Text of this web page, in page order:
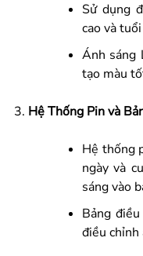
Sử dụng
cao và
Ánh sáng
tạo màu
Hệ Thống Pin và
Hệ thống
ngày và
sáng vào
Bảng
điều chỉnh